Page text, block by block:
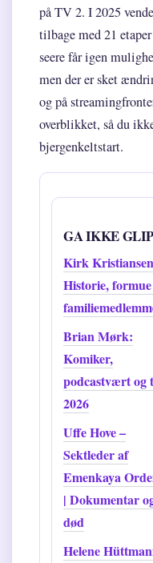
på TV 2. I 2025
tilbage med 21
seere får igen
men der er sket
og på
overblikket, så du
bjergenkeltstart.
GA IKKE
Kirk
Historie,
Brian Mørk:
Komiker,
podcastvært og
2026
Uffe Hove –
Sektleder af
Emenkaya
| Dokumentar
død
Helene